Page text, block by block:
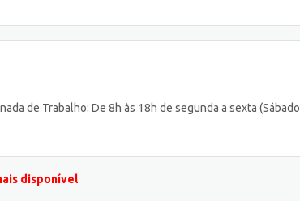
de Trabalho: De 8h às 18h de segunda a sexta (Sábado
disponível